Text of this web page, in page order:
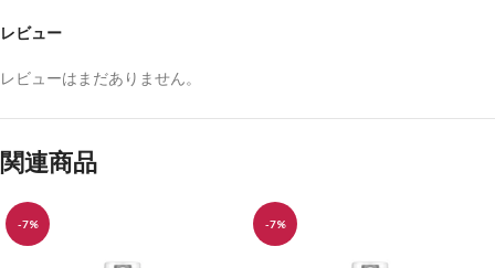
レビュー
レビューはまだありません。
関連商品
-7% -7%